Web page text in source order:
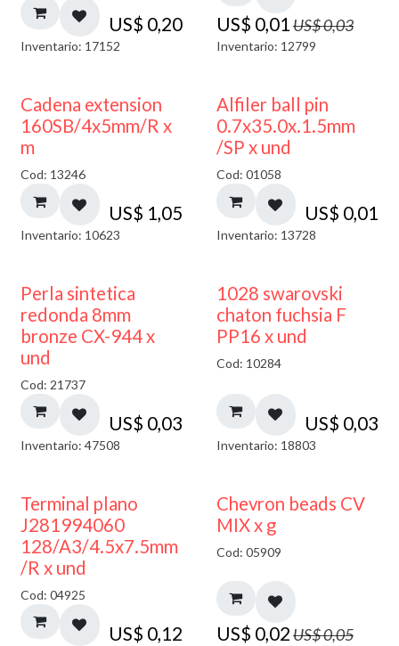
US$ 0,20
Inventario: 17152
US$ 0,01US$0,03
Inventario: 12799
Cadena extension
160SB/4x5mm/R x
m
Cod: 13246
US$ 1,05
Inventario: 10623
Alfiler ball pin
0.7x35.0x.1.5mm
/SP x und
Cod: 01058
US$ 0,01
Inventario: 13728
Perla sintetica
redonda 8mm
bronze CX-944 x
und
Cod: 21737
US$ 0,03
Inventario: 47508
1028 swarovski
chaton fuchsia F
PP16 x und
Cod: 10284
US$ 0,03
Inventario: 18803
Terminal plano
J281994060
128/A3/4.5x7.5mm
/R x und
Cod: 04925
US$ 0,12
50% DESCUENTO
Chevron beads CV
MIX x g
Cod: 05909
US$ 0,02US$0,05